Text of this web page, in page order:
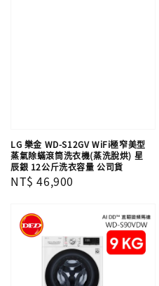
LG 樂金 WD-S12GV WiFi極窄美型
蒸氣除蟎滾筒洗衣機(蒸洗脫烘) 星
辰銀 12公斤洗衣容量 公司貨
Regular
NT$ 46,900